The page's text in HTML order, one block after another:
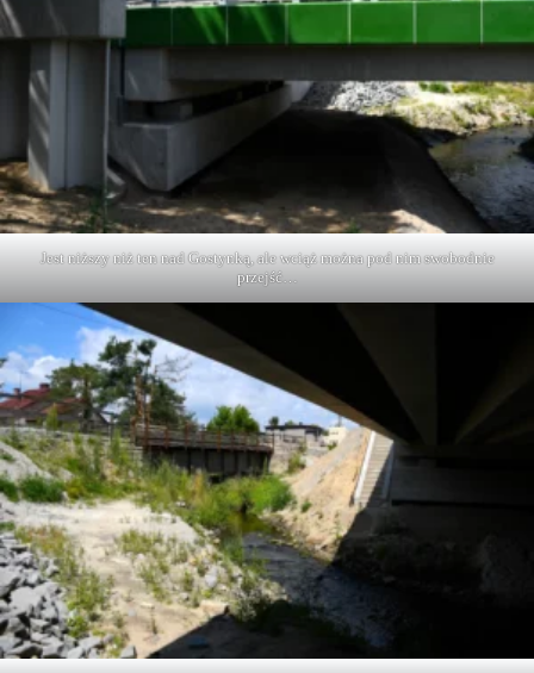
Jest niższy niż ten nad Gostynką, ale wciąż można pod nim swobodnie
przejść…